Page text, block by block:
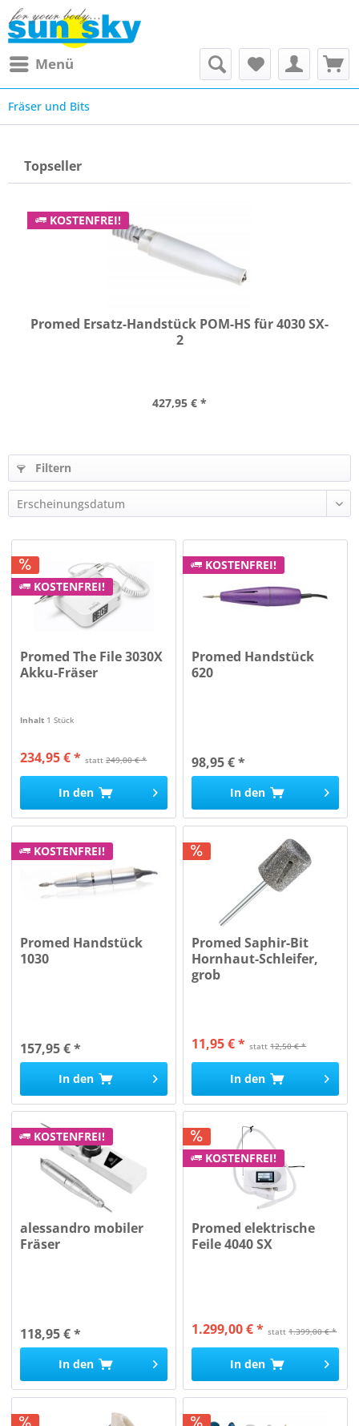
Menü
Fräser und Bits
Topseller
KOSTENFREI!
Promed Ersatz-Handstück POM-HS für 4030 SX-
2
427,95 € *
Filtern
KOSTENFREI!
Promed The File 3030X
Akku-Fräser
Inhalt 1 Stück
statt249,00 € *
234,95 € *
In den
KOSTENFREI!
Promed Handstück
620
98,95 € *
In den
KOSTENFREI!
Promed Handstück
1030
157,95 € *
In den
Promed Saphir-Bit
Hornhaut-Schleifer,
grob
statt12,50 € *
11,95 € *
In den
KOSTENFREI!
alessandro mobiler
Fräser
118,95 € *
In den
KOSTENFREI!
Promed elektrische
Feile 4040 SX
statt1.399,00 € *
1.299,00 € *
In den